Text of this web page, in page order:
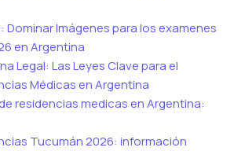
Dominar Imágenes para los examenes
en Argentina
Legal: Las Leyes Clave para el
Médicas en Argentina
residencias medicas en Argentina:
Tucumán 2026: información